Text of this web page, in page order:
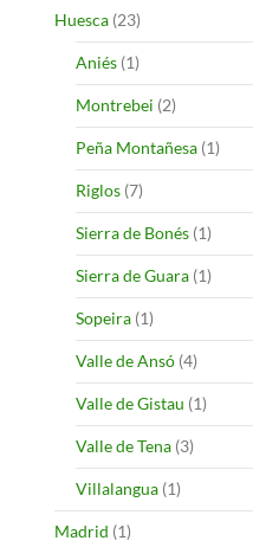
Huesca (23)
Aniés (1)
Montrebei (2)
Peña Montañesa (1)
Riglos (7)
Sierra de Bonés (1)
Sierra de Guara (1)
Sopeira (1)
Valle de Ansó (4)
Valle de Gistau (1)
Valle de Tena (3)
Villalangua (1)
Madrid (1)